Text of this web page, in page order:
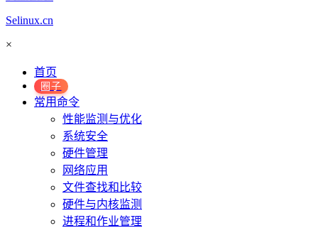
Selinux.cn
×
首页
圈子
常用命令
性能监测与优化
系统安全
硬件管理
网络应用
文件查找和比较
硬件与内核监测
进程和作业管理